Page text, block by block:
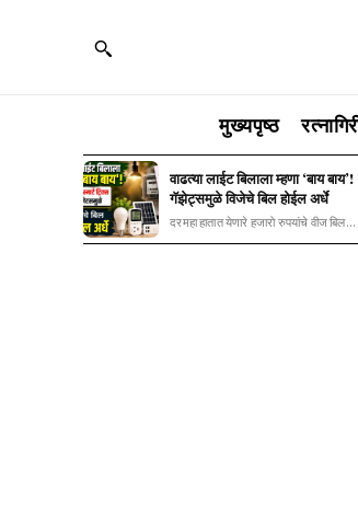
मुख्यपृष्ठ
वाढत्या लाईट बिलाला म्हणा ‘बाय
गॅझेट्समुळे विजेचे बिल होईल अर्धे
दरमहा हातात येणारे हजारो रुपयांचे वीज बिल...